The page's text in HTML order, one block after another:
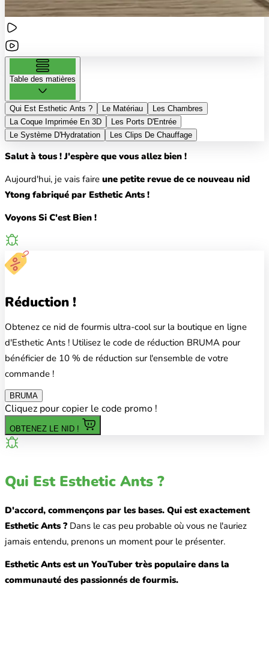
Table des matières
Qui Est Esthetic Ants ? Le Matériau
Les Chambres
La Coque Imprimée En 3D
Les Ports D'Entrée
Le Système D'Hydratation
Les Clips De Chauffage
Salut à tous ! J'espère que vous allez bien !
Aujourd'hui, je vais faire une petite revue de ce nouveau nid
Ytong fabriqué par Esthetic Ants !
Voyons Si C'est Bien !
Réduction !
Obtenez ce nid de fourmis ultra-cool sur la boutique en ligne
d'Esthetic Ants ! Utilisez le code de réduction BRUMA pour
bénéficier de 10 % de réduction sur l'ensemble de votre
commande !
BRUMA
Cliquez pour copier le code promo !
OBTENEZ LE NID !
Qui Est Esthetic Ants ?
D'accord, commençons par les bases. Qui est exactement
Esthetic Ants ? Dans le cas peu probable où vous ne l'auriez
jamais entendu, prenons un moment pour le présenter.
Esthetic Ants est un YouTuber très populaire dans la
communauté des passionnés de fourmis.